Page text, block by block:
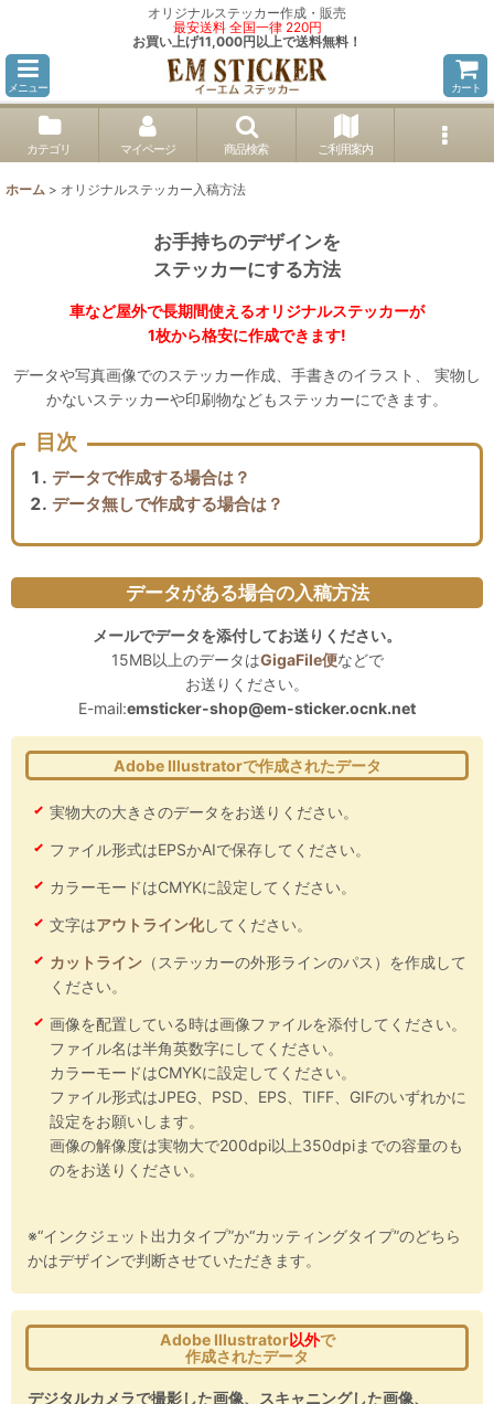
オリジナルステッカー作成・販売
最安送料 全国一律 220円
お買い上げ11,000円以上で送料無料！
メニュー カート
カテゴリ マイページ 商品検索 ご利用案内
ホーム > オリジナルステッカー入稿方法
お手持ちのデザインを
ステッカーにする方法
車など屋外で長期間使えるオリジナルステッカーが
1枚から格安に作成できます!
データや写真画像でのステッカー作成、手書きのイラスト、 実物し
かないステッカーや印刷物などもステッカーにできます。
目次
データで作成する場合は？
データ無しで作成する場合は？
データがある場合の入稿方法
メールでデータを添付してお送りください。
15MB以上のデータはGigaFile便などで
お送りください。
E-mail:emsticker-shop@em-sticker.ocnk.net
Adobe Illustratorで作成されたデータ
実物大の大きさのデータをお送りください。
ファイル形式はEPSかAIで保存してください。
カラーモードはCMYKに設定してください。
文字はアウトライン化してください。
カットライン （ステッカーの外形ラインのパス）を作成して
ください。
画像を配置している時は画像ファイルを添付してください。
ファイル名は半角英数字にしてください。
カラーモードはCMYKに設定してください。
ファイル形式はJPEG、PSD、EPS、TIFF、GIFのいずれかに
設定をお願いします。
画像の解像度は実物大で200dpi以上350dpiまでの容量のも
のをお送りください。
※“インクジェット出力タイプ”か“カッティングタイプ”のどちら
かはデザインで判断させていただきます。
Adobe Illustrator以外で
作成されたデータ
デジタルカメラで撮影した画像、スキャニングした画像、